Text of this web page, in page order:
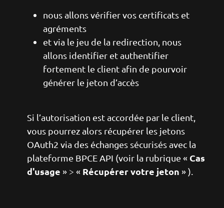
nous allons vérifier vos certificats et
agréments
et via le jeu de la redirection, nous
allons identifier et authentifier
fortement le client afin de pourvoir
générer le jeton d’accès
Si l’autorisation est accordée par le client,
vous pourrez alors récupérer les jetons
OAuth2 via des échanges sécurisés avec la
plateforme BPCE API (voir la rubrique « Cas
d'usage » > « Récupérer votre jeton » ).